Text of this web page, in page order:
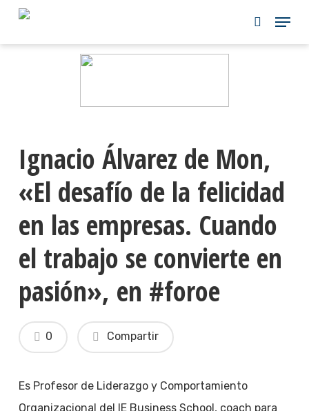
Skip
Ignacio Álvarez de Mon,
«El desafío de la felicidad
en las empresas. Cuando
el trabajo se convierte en
pasión», en #foroe
Compartir
0
Es Profesor de Liderazgo y Comportamiento
Organizacional del IE Business School, coach para